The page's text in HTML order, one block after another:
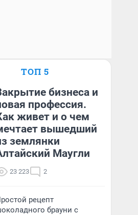
ТОП 5
бизнеса и
профессия.
живет и о чем
вышедший
землянки
Маугли
23 223 2
рецепт
брауни с